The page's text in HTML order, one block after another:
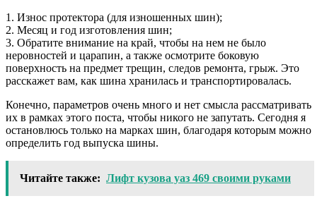
1. Износ протектора (для изношенных шин);
2. Месяц и год изготовления шин;
3. Обратите внимание на край, чтобы на нем не было
неровностей и царапин, а также осмотрите боковую
поверхность на предмет трещин, следов ремонта, грыж. Это
расскажет вам, как шина хранилась и транспортировалась.
Конечно, параметров очень много и нет смысла рассматривать
их в рамках этого поста, чтобы никого не запутать. Сегодня я
остановлюсь только на марках шин, благодаря которым можно
определить год выпуска шины.
Читайте также: Лифт кузова уаз 469 своими руками